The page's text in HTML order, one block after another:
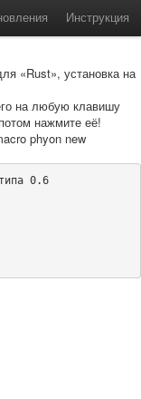
Инструкция
new»
«Rust», установка на
на любую клавишу
нажмите её!
phyon new
0.6